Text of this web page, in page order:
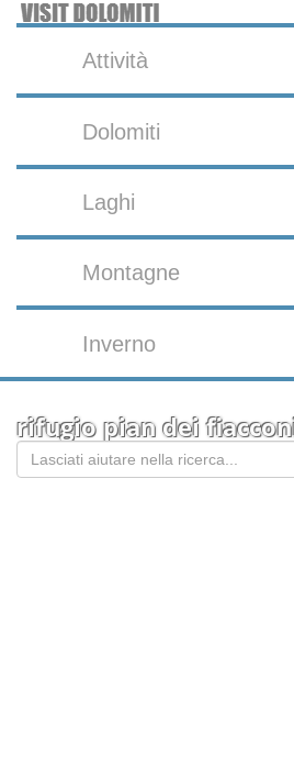
Attività
Dolomiti
Laghi
Montagne
Inverno
rifugio pian dei